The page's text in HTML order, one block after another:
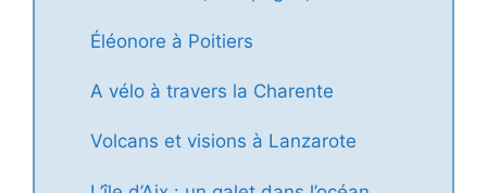
Éléonore à Poitiers
A vélo à travers la Charente
Volcans et visions à Lanzarote